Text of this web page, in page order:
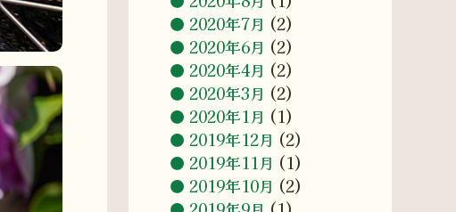
2020年7月 (2)
2020年6月 (2)
2020年4月 (2)
2020年3月 (2)
2020年1月 (1)
2019年12月 (2)
2019年11月 (1)
2019年10月 (2)